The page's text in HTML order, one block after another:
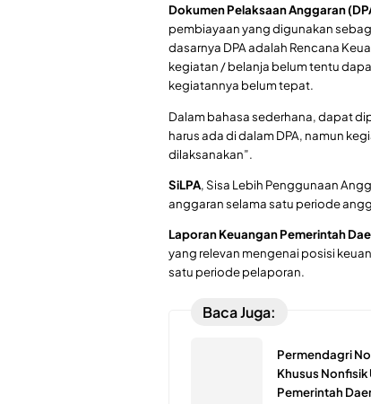
Dokumen Pelaksaan Anggaran
pembiayaan yang digunakan
dasarnya DPA adalah Rencana
kegiatan / belanja belum tentu
kegiatannya belum tepat.
Dalam bahasa sederhana, dapat
harus ada di dalam DPA, namun
dilaksanakan”.
SiLPA, Sisa Lebih Penggunaan
anggaran selama satu periode
Laporan Keuangan Pemerintah
yang relevan mengenai posisi
satu periode pelaporan.
Baca Juga:
Permendagri
Khusus Nonfisik
Pemerintah